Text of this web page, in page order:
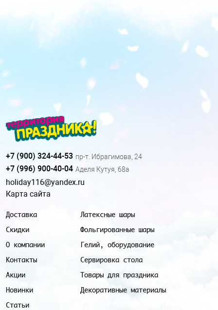
Доставка
Скидки
О компании
Контакты
Акции
Новинки
Статьи
Латексные шары
Фольгированные шары
Гелий, оборудование
Сервировка стола
Товары для праздника
Декоративные материалы
+7 (900) 324-44-53 пр-т. Ибрагимова, 24
+7 (996) 900-40-04 Аделя Кутуя, 68а
holiday116@yandex.ru
Карта сайта